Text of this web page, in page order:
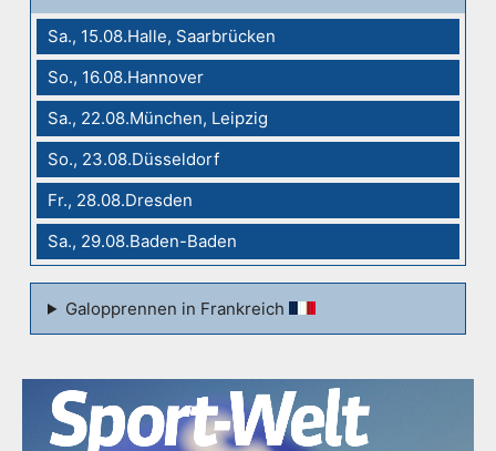
Sa., 15.08.Halle, Saarbrücken
So., 16.08.Hannover
Sa., 22.08.München, Leipzig
So., 23.08.Düsseldorf
Fr., 28.08.Dresden
Sa., 29.08.Baden-Baden
Galopprennen in Frankreich